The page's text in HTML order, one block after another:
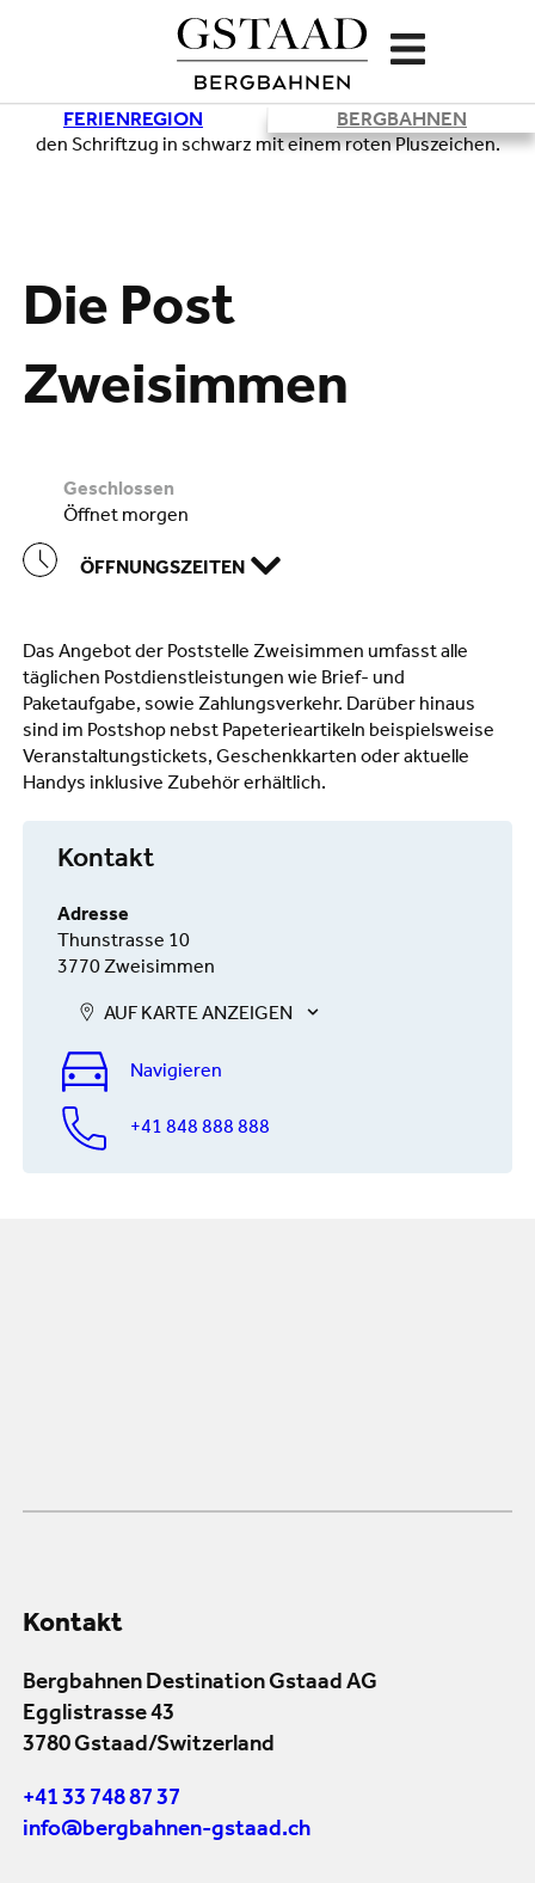
FERIENREGION BERGBAHNEN
Die Post
Zweisimmen
geschlossen
öffnet morgen
ÖFFNUNGSZEITEN
Das Angebot der Poststelle Zweisimmen umfasst alle
täglichen Postdienstleistungen wie Brief- und
Paketaufgabe, sowie Zahlungsverkehr. Darüber hinaus
sind im Postshop nebst Papeterieartikeln beispielsweise
Veranstaltungstickets, Geschenkkarten oder aktuelle
Handys inklusive Zubehör erhältlich.
Kontakt
Adresse
Thunstrasse 10
3770 Zweisimmen
AUF KARTE ANZEIGEN
Navigieren
+41 848 888 888
Kontakt
Bergbahnen Destination Gstaad AG
Egglistrasse 43
3780 Gstaad/Switzerland
+41 33 748 87 37
info@bergbahnen-gstaad.ch